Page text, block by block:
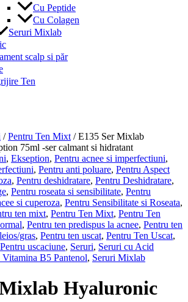
Cu Peptide
Cu Colagen
Seruri Mixlab
scalp si păr
Ten
/Pentru Ten Mixt / E135 Ser Mixlab
75ml -ser calmant si hidratant
, Ekseption, Pentru acnee si imperfectiuni,
, Pentru anti poluare, Pentru Aspect
, Pentru deshidratare, Pentru Deshidratare,
, Pentru roseata si sensibilitate, Pentru
si cuperoza, Pentru Sensibilitate si Roseata,
ten mixt, Pentru Ten Mixt, Pentru Ten
, Pentru ten predispus la acnee, Pentru ten
gras, Pentru ten uscat, Pentru Ten Uscat,
Pentru uscaciune, Seruri, Seruri cu Acid
Vitamina B5 Pantenol, Seruri Mixlab
Hyaluronic